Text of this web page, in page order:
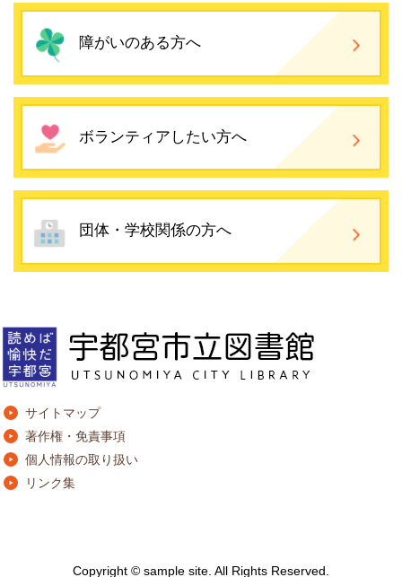
障がいのある方へ
ボランティアしたい方へ
団体・学校関係の方へ
サイトマップ
著作権・免責事項
個人情報の取り扱い
リンク集
Copyright © sample site. All Rights Reserved.